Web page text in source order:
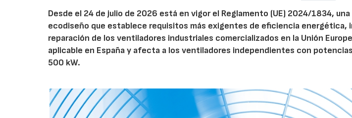
Desde el 24 de julio de 2026 está en vigor el Reglamento (UE) 2024/1834,
ecodiseño que establece requisitos más exigentes de eficiencia energética,
reparación de los ventiladores industriales comercializados en la Unión
aplicable en España y afecta a los ventiladores independientes con
500 kW.